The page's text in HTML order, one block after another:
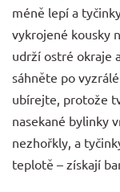
méně lepí a
vykrojené kousky
udrží ostré okraje
sáhněte po
ubírejte, protože
nasekané bylinky
nezhořkly, a
teplotě – získají